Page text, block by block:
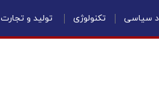
سیاسی تکنولوژی تولید و تجارت